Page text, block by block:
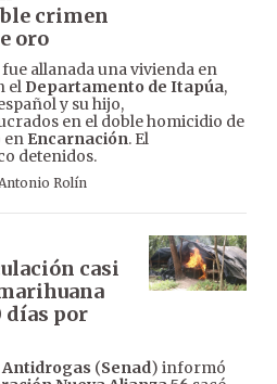
crimen
oro
allanada una vivienda en
el Departamento de Itapúa,
y su hijo,
en el doble homicidio de
en Encarnación. El
detenidos.
Rolín
casi
días por
(Senad) informó